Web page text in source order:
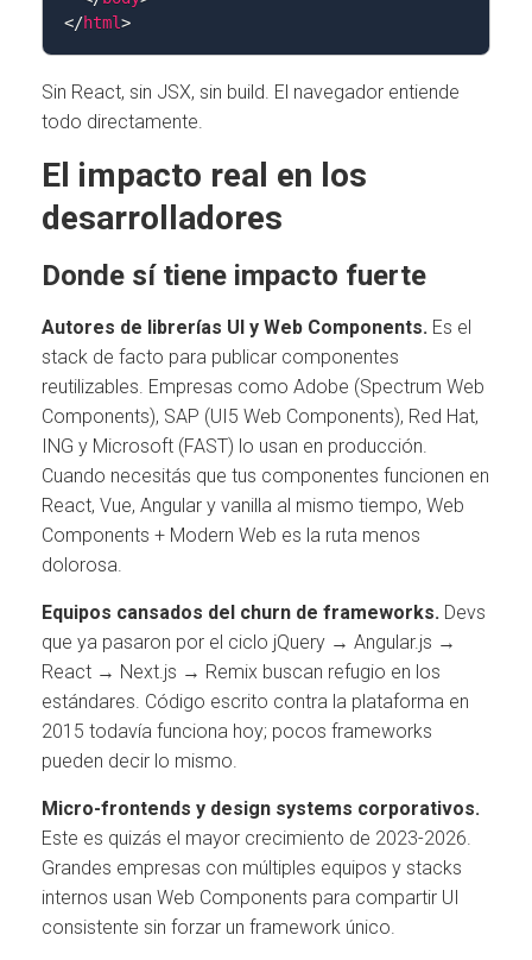
</html>
Sin React, sin JSX, sin build. El navegador entiende
todo directamente.
El impacto real en los
desarrolladores
Donde sí tiene impacto fuerte
Autores de librerías UI y Web Components. Es el
stack de facto para publicar componentes
reutilizables. Empresas como Adobe (Spectrum Web
Components), SAP (UI5 Web Components), Red Hat,
ING y Microsoft (FAST) lo usan en producción.
Cuando necesitás que tus componentes funcionen en
React, Vue, Angular y vanilla al mismo tiempo, Web
Components + Modern Web es la ruta menos
dolorosa.
Equipos cansados del churn de frameworks. Devs
que ya pasaron por el ciclo jQuery → Angular.js →
React → Next.js → Remix buscan refugio en los
estándares. Código escrito contra la plataforma en
2015 todavía funciona hoy; pocos frameworks
pueden decir lo mismo.
Micro-frontends y design systems corporativos.
Este es quizás el mayor crecimiento de 2023-2026.
Grandes empresas con múltiples equipos y stacks
internos usan Web Components para compartir UI
consistente sin forzar un framework único.